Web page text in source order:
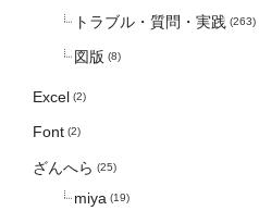
トラブル・質問・実践 (263)
図版 (8)
Excel (2)
Font (2)
ざんへら (25)
miya (19)